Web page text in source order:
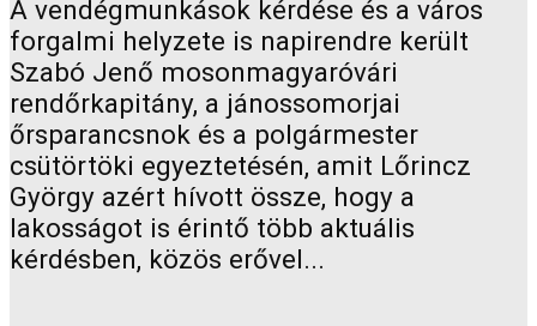
A vendégmunkások kérdése és a város
forgalmi helyzete is napirendre került
Szabó Jenő mosonmagyaróvári
rendőrkapitány, a jánossomorjai
őrsparancsnok és a polgármester
csütörtöki egyeztetésén, amit Lőrincz
György azért hívott össze, hogy a
lakosságot is érintő több aktuális
kérdésben, közös erővel...